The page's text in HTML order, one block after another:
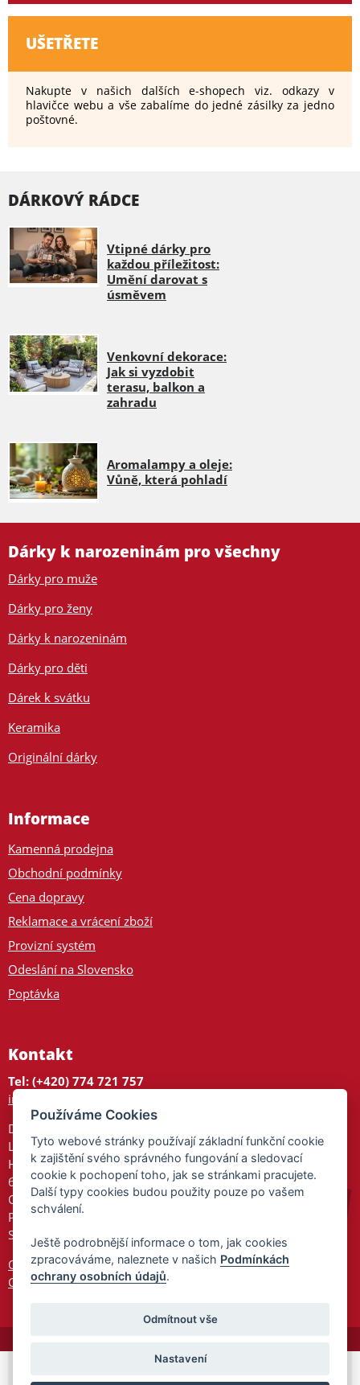
UŠETŘETE
Nakupte v našich dalších e-shopech viz. odkazy v
hlavičce webu a vše zabalíme do jedné zásilky za jedno
poštovné.
DÁRKOVÝ RÁDCE
Vtipné dárky pro
každou příležitost:
Umění darovat s
úsměvem
Venkovní dekorace:
Jak si vyzdobit
terasu, balkon a
zahradu
Aromalampy a oleje:
Vůně, která pohladí
Dárky k narozeninám pro všechny
Dárky pro muže
Dárky pro ženy
Dárky k narozeninám
Dárky pro děti
Dárek k svátku
Keramika
Originální dárky
Informace
Kamenná prodejna
Obchodní podmínky
Cena dopravy
Reklamace a vrácení zboží
Provizní systém
Odeslání na Slovensko
Poptávka
Kontakt
Tel: (+420) 774 721 757
info@tajnedarky.cz
Dárkové centrum
Legionářů 2
Hodonín
695 01
Otevřeno:
Po-Pá 9-17
So 9-11:30
Ochrana osobních údajů
Cookies
Používáme Cookies
Tyto webové stránky používají základní funkční cookie
k zajištění svého správného fungování a sledovací
cookie k pochopení toho, jak se stránkami pracujete.
Další typy cookies budou použity pouze po vašem
schválení.
Ještě podrobnější informace o tom, jak cookies
zpracováváme, naleznete v našich Podmínkách
ochrany osobních údajů.
Odmítnout vše
Nastavení